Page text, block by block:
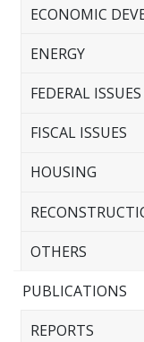
ECONOMIC
ENERGY
FEDERAL ISSUES
FISCAL ISSUES
HOUSING
OTHERS
PUBLICATIONS
REPORTS